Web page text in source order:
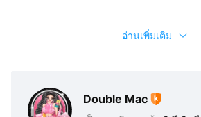
อ่านเพิ่มเติม
Double Mac